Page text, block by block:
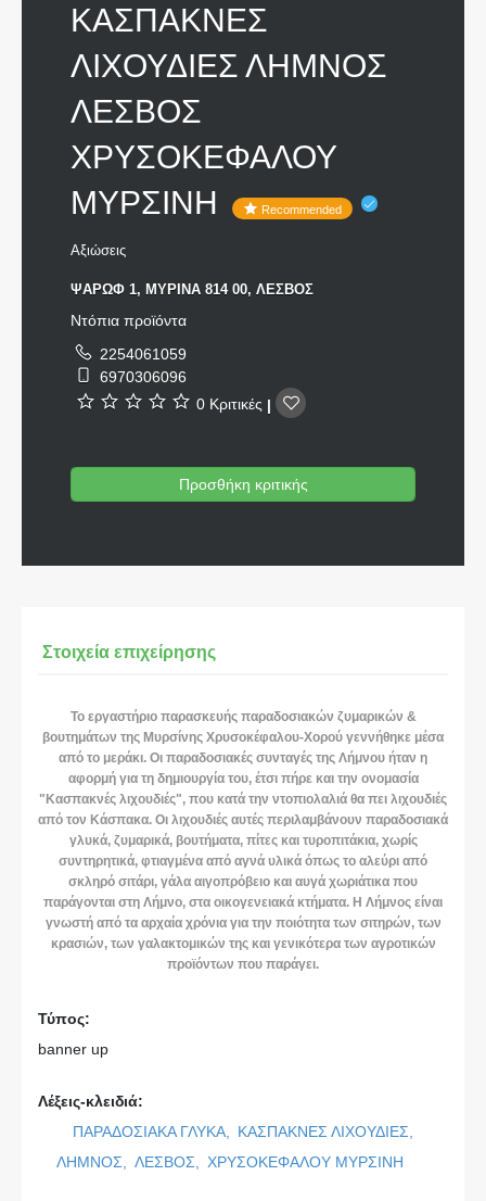
ΚΑΣΠΑΚΝΕΣ
ΛΙΧΟΥΔΙΕΣ ΛΗΜΝΟΣ
ΛΕΣΒΟΣ
ΧΡΥΣΟΚΕΦΑΛΟΥ
ΜΥΡΣΙΝΗ
Recommended
Αξιώσεις
ΨΑΡΩΦ 1, ΜΥΡΙΝΑ 814 00, ΛΕΣΒΟΣ
Ντόπια προϊόντα
2254061059
6970306096
0 Κριτικές |
Προσθήκη κριτικής
Στοιχεία επιχείρησης
Το εργαστήριο παρασκευής παραδοσιακών ζυμαρικών &
βουτημάτων της Μυρσίνης Χρυσοκέφαλου-Χορού γεννήθηκε μέσα
από το μεράκι. Οι παραδοσιακές συνταγές της Λήμνου ήταν η
αφορμή για τη δημιουργία του, έτσι πήρε και την ονομασία
"Κασπακνές λιχουδιές", που κατά την ντοπιολαλιά θα πει λιχουδιές
από τον Κάσπακα. Οι λιχουδιές αυτές περιλαμβάνουν παραδοσιακά
γλυκά, ζυμαρικά, βουτήματα, πίτες και τυροπιτάκια, χωρίς
συντηρητικά, φτιαγμένα από αγνά υλικά όπως το αλεύρι από
σκληρό σιτάρι, γάλα αιγοπρόβειο και αυγά χωριάτικα που
παράγονται στη Λήμνο, στα οικογενειακά κτήματα. Η Λήμνος είναι
γνωστή από τα αρχαία χρόνια για την ποιότητα των σιτηρών, των
κρασιών, των γαλακτομικών της και γενικότερα των αγροτικών
προϊόντων που παράγει.
Τύπος:
banner up
Λέξεις-κλειδιά:
ΠΑΡΑΔΟΣΙΑΚΑ ΓΛΥΚΑ, ΚΑΣΠΑΚΝΕΣ ΛΙΧΟΥΔΙΕΣ,
ΛΗΜΝΟΣ, ΛΕΣΒΟΣ, ΧΡΥΣΟΚΕΦΑΛΟΥ ΜΥΡΣΙΝΗ